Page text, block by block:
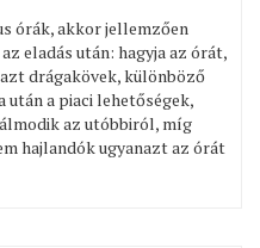
órák, akkor jellemzően
eladás után: hagyja az órát,
drágakövek, különböző
után a piaci lehetőségek,
az utóbbiról, míg
hajlandók ugyanazt az órát